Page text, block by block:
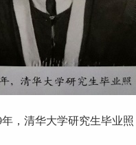
年，清华大学研究生毕业照